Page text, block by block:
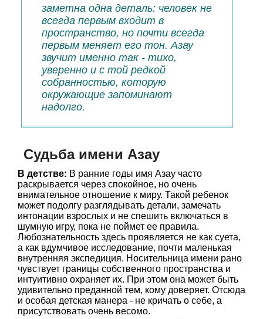
заметна одна деталь: человек не
всегда первым входит в
пространство, но почти всегда
первым меняет его тон. Азау
звучит именно так - тихо,
уверенно и с той редкой
собранностью, которую
окружающие запоминают
надолго.
Судьба имени Азау
В детстве: В ранние годы имя Азау часто
раскрывается через спокойное, но очень
внимательное отношение к миру. Такой ребенок
может подолгу разглядывать детали, замечать
интонации взрослых и не спешить включаться в
шумную игру, пока не поймет ее правила.
Любознательность здесь проявляется не как суета,
а как вдумчивое исследование, почти маленькая
внутренняя экспедиция. Носительница имени рано
чувствует границы собственного пространства и
интуитивно охраняет их. При этом она может быть
удивительно преданной тем, кому доверяет. Отсюда
и особая детская манера - не кричать о себе, а
присутствовать очень весомо.